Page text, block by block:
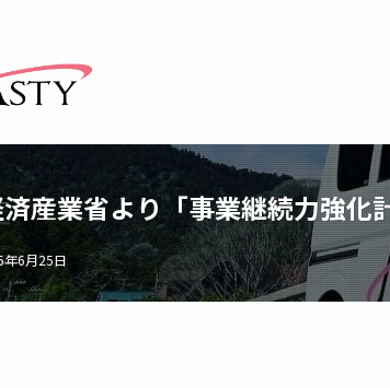
産業省より「事業継続力強化
6月25日